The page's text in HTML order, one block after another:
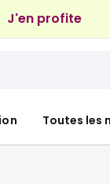
J'en profite
Toutes les